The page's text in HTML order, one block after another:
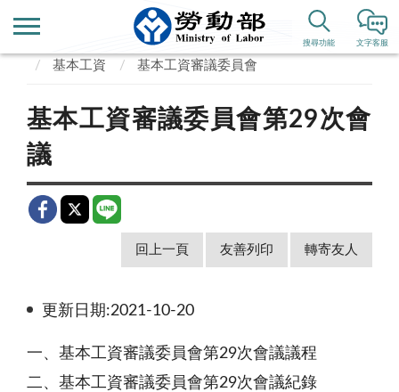
文字客服
搜尋功能
業務專區 勞動條件、就業平等
工資
基本工資
基本工資審議委員會
基本工資審議委員會第29次會
議
回上一頁 友善列印 轉寄友人
更新日期:2021-10-20
一、基本工資審議委員會第29次會議議程
二、基本工資審議委員會第29次會議紀錄